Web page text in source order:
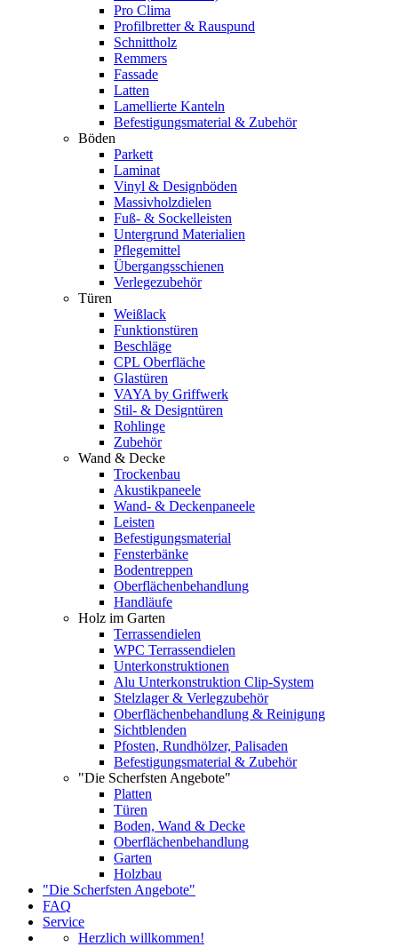
Pro Clima
Profilbretter & Rauspund
Schnittholz
Remmers
Fassade
Latten
Lamellierte Kanteln
Befestigungsmaterial & Zubehör
Böden
Parkett
Laminat
Vinyl & Designböden
Massivholzdielen
Fuß- & Sockelleisten
Untergrund Materialien
Pflegemittel
Übergangsschienen
Verlegezubehör
Türen
Weißlack
Funktionstüren
Beschläge
CPL Oberfläche
Glastüren
VAYA by Griffwerk
Stil- & Designtüren
Rohlinge
Zubehör
Wand & Decke
Trockenbau
Akustikpaneele
Wand- & Deckenpaneele
Leisten
Befestigungsmaterial
Fensterbänke
Bodentreppen
Oberflächenbehandlung
Handläufe
Holz im Garten
Terrassendielen
WPC Terrassendielen
Unterkonstruktionen
Alu Unterkonstruktion Clip-System
Stelzlager & Verlegzubehör
Oberflächenbehandlung & Reinigung
Sichtblenden
Pfosten, Rundhölzer, Palisaden
Befestigungsmaterial & Zubehör
"Die Scherfsten Angebote"
Platten
Türen
Boden, Wand & Decke
Oberflächenbehandlung
Garten
Holzbau
"Die Scherfsten Angebote"
FAQ
Service
Herzlich willkommen!